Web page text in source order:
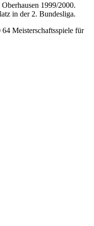
1999/2000.
in der 2. Bundesliga.
Meisterschaftsspiele für